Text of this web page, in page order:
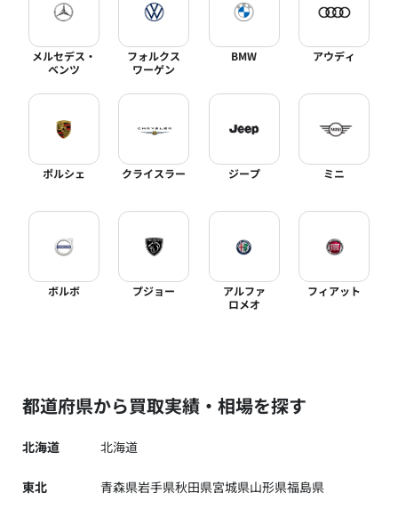
メルセデス・
ベンツ
フォルクス
ワーゲン
BMW アウディ
ポルシェ クライスラー ジープ ミニ
ボルボ プジョー
アルファ
ロメオ
フィアット
都道府県から買取実績・相場を探す
北海道 北海道
東北 青森県岩手県秋田県宮城県山形県福島県